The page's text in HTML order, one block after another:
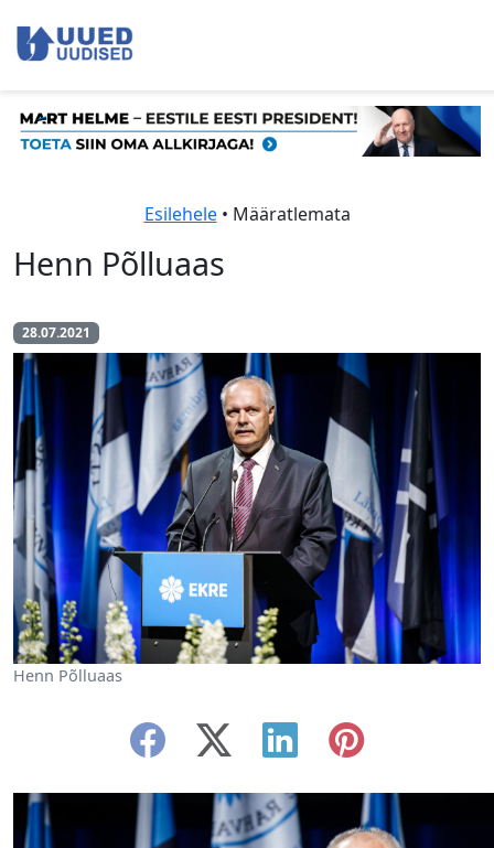
Esilehele• Määratlemata
Henn Põlluaas
28.07.2021
Henn Põlluaas